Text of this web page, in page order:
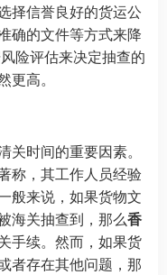
择信誉良好的货运公
确的文件等方式来降
险评估来决定抽查的
高。
关时间的重要因素。
称，其工作人员经验
般来说，如果货物文
海关抽查到，那么香
手续。然而，如果货
者存在其他问题，那